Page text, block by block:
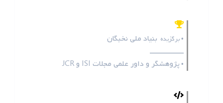
• برگزیده بنیاد ملی نخبگان
ـــــــــــــــــ
• پژوهشگر و داور علمی مجلات ISI وJCR